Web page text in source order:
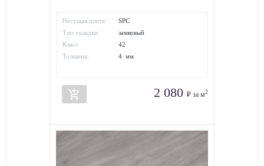
Несущая плита:
SPC
Тип укладки:
замковый
Класс
износостойкости:
42
Толщина:
4 мм
add_shopping_cart 2 080 ₽ за м2